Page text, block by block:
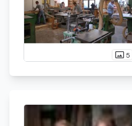
photo_size_select_actual5